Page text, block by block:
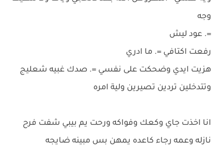
وجه
=. عود ليش
رفعت اكتافي =. ما ادري
هزيت ايدي وضحكت على نفسي =. صدك غبيه شعليج
وتتدخلين تردين تصيرين ولية امره
انا اخذت جاي وكعك وفواكه ورحت يم بيبي شفت فرح
نازله وعمه رجاء كاعده يمهن بس مبينه ضايجه